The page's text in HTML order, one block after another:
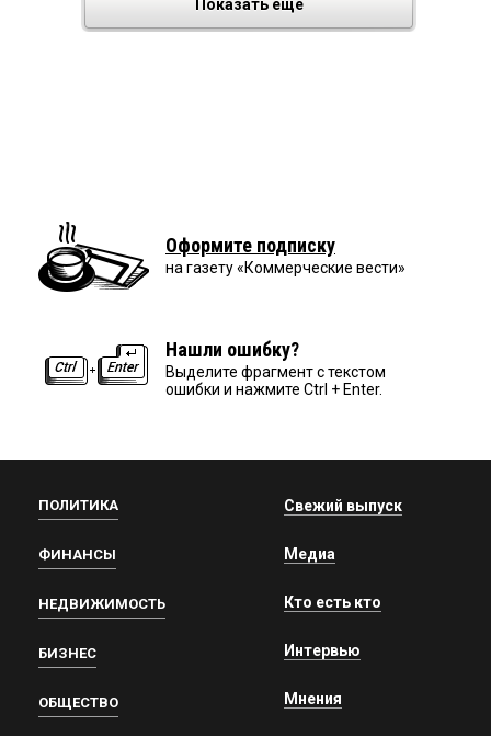
Показать еще
Оформите подписку
на газету «Коммерческие вести»
Нашли ошибку?
Выделите фрагмент с текстом
ошибки и нажмите Ctrl + Enter.
ПОЛИТИКА
ФИНАНСЫ
НЕДВИЖИМОСТЬ
БИЗНЕС
ОБЩЕСТВО
Свежий выпуск
Медиа
Кто есть кто
Интервью
Мнения